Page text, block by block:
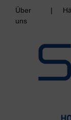
Über
uns
|